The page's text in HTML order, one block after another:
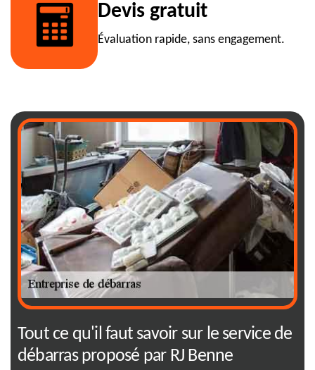
Devis gratuit
Évaluation rapide, sans engagement.
Tout ce qu'il faut savoir sur le service de
débarras proposé par RJ Benne